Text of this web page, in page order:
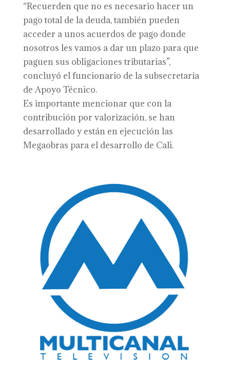
“Recuerden que no es necesario hacer un
pago total de la deuda, también pueden
acceder a unos acuerdos de pago donde
nosotros les vamos a dar un plazo para que
paguen sus obligaciones tributarias”,
concluyó el funcionario de la subsecretaría
de Apoyo Técnico.
Es importante mencionar que con la
contribución por valorización, se han
desarrollado y están en ejecución las
Megaobras para el desarrollo de Cali.